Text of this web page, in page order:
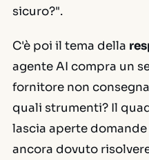
sicuro?".
C'è poi il tema della
agente AI compra un
fornitore non
quali strumenti? Il
lascia aperte
ancora dovuto